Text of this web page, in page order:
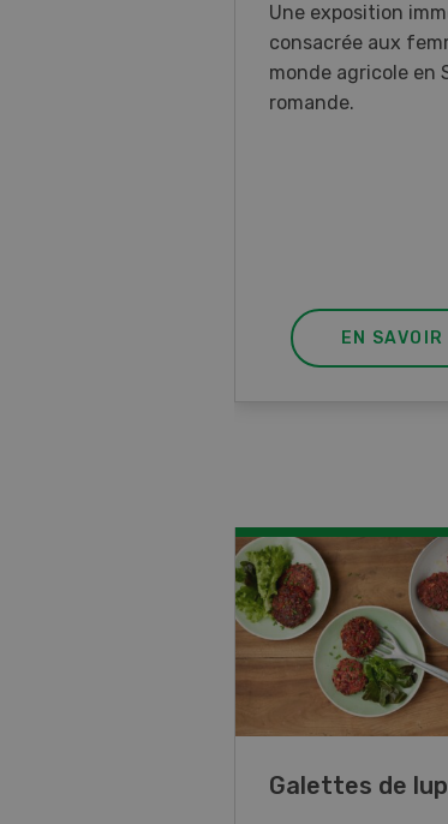
Une exposition
consacrée aux
monde agricole en
romande.
EN
Galettes de